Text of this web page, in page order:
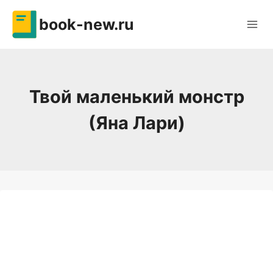
Перейти
содержимому
book-new.ru
Твой маленький монстр
(Яна Лари)